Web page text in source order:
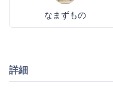
なまずもの
詳細